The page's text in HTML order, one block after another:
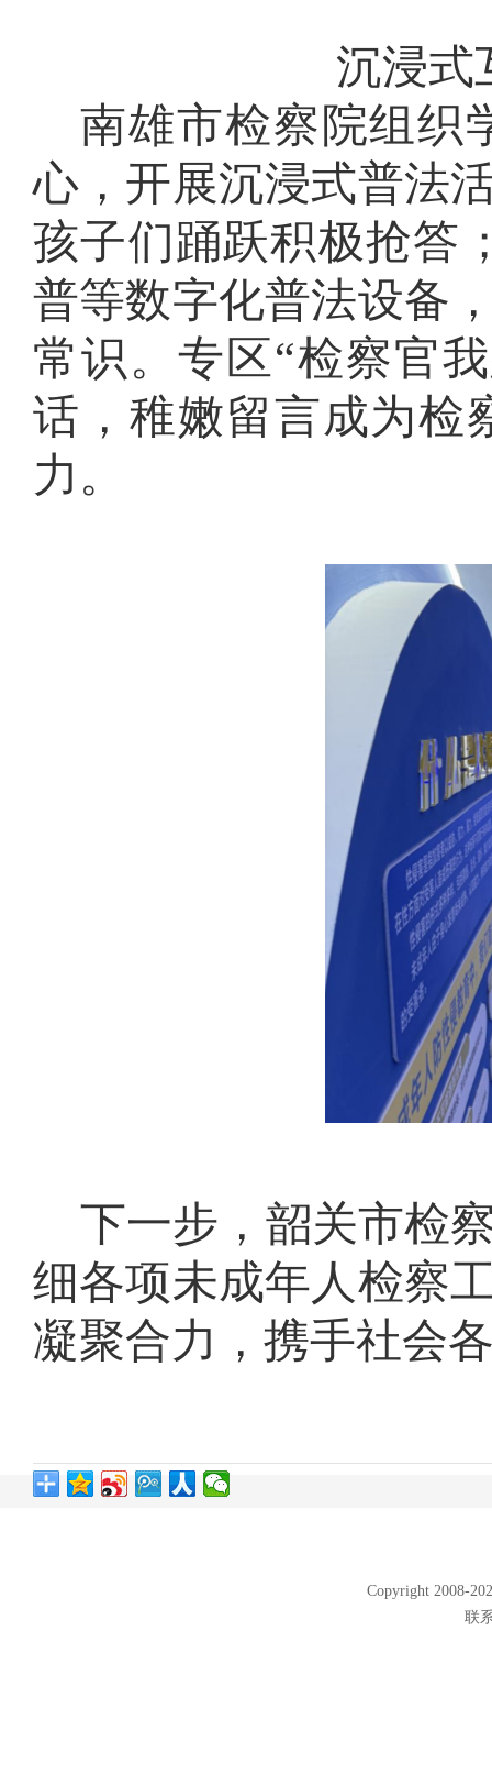
沉浸式
南雄市检察院组织
心，开展沉浸式普法
孩子们踊跃积极抢答
普等数字化普法设备
常识。专区“检察官
话，稚嫩留言成为检
力。
下一步，韶关市检
细各项未成年人检察
凝聚合力，携手社会
Copyright 2008-
联